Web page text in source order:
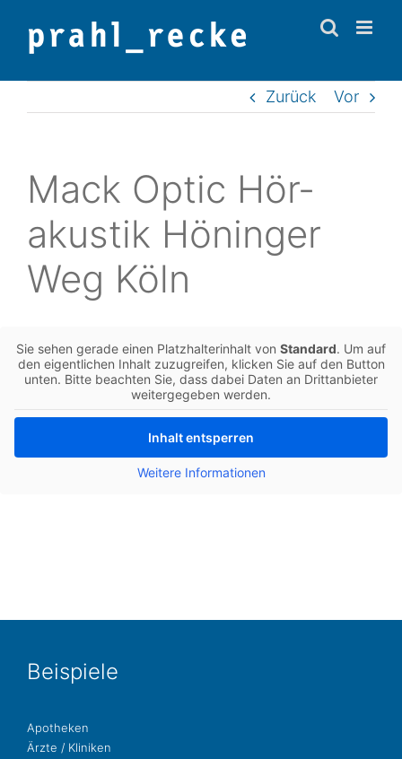
Inhalt
Zurück
Vor
Mack Optic Hör­
akus­tik Hönin­ger
Weg Köln
Sie sehen gerade einen Platz­hal­ter­in­halt von Stan­dard. Um auf
den eigent­li­chen Inhalt zuzu­grei­fen, kli­cken Sie auf den Button
unten. Bitte beach­ten Sie, dass dabei Daten an Dritt­an­bie­ter
wei­ter­ge­ge­ben werden.
Inhalt ent­sper­ren
Wei­te­re Infor­ma­tio­nen
Bei­spie­le
Apo­the­ken
Ärzte / Kliniken